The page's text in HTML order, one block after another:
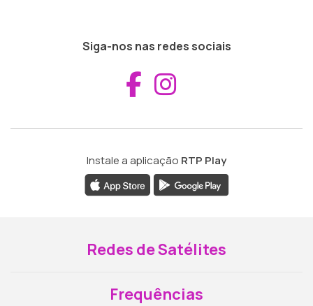
Siga-nos nas redes sociais
Aceder ao
Instale a aplicação RTP Play
Redes de Satélites
Frequências